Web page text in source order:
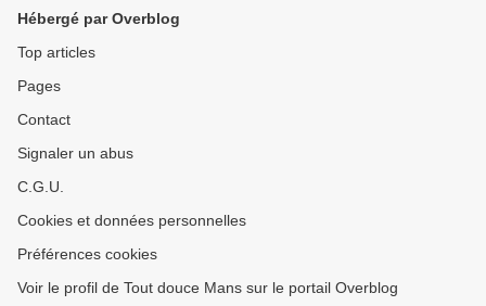
Hébergé par Overblog
Top articles
Pages
Contact
Signaler un abus
C.G.U.
Cookies et données personnelles
Préférences cookies
Voir le profil de Tout douce Mans sur le portail Overblog